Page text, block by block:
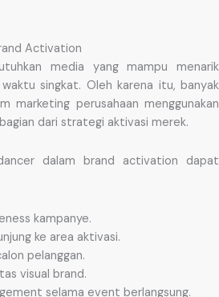
Activation
media yang mampu menarik
singkat. Oleh karena itu, banyak
marketing perusahaan menggunakan
dari strategi aktivasi merek.
dalam brand activation dapat
kampanye.
ke area aktivasi.
pelanggan.
visual brand.
selama event berlangsung.